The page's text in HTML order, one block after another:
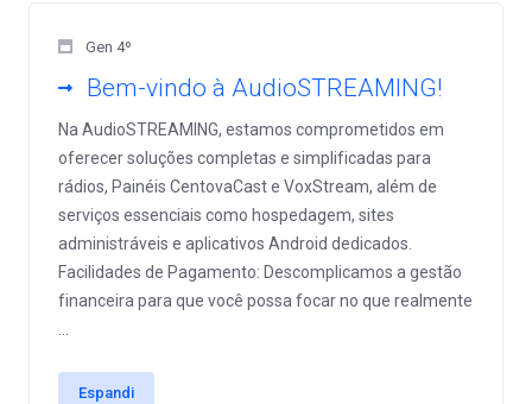
Gen 4º
Bem-vindo à AudioSTREAMING!
Na AudioSTREAMING, estamos comprometidos em
oferecer soluções completas e simplificadas para
rádios, Painéis CentovaCast e VoxStream, além de
serviços essenciais como hospedagem, sites
administráveis e aplicativos Android dedicados.
Facilidades de Pagamento: Descomplicamos a gestão
financeira para que você possa focar no que realmente
Espandi